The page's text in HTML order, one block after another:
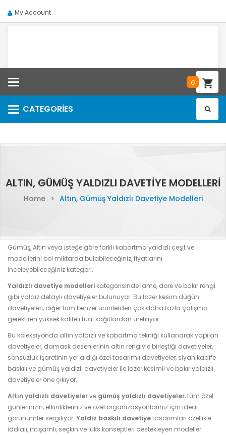
My Account
0
CATEGORIES
Categories
ALTIN, GÜMÜŞ YALDIZLI DAVETIYE MODELLERI
Home > Altın, Gümüş Yaldızlı Davetiye Modelleri
Gümüş, Altın veya isteğe göre farklı kabartma yaldızlı çeşit ve
modellerini bol miktarda bulabileceğiniz, fiyatlarını
inceleyebileceğiniz kategori.
Yaldızlı davetiye modelleri kategorisinde lame, dore ve bakır rengi
gibi yaldız detaylı davetiyeler bulunuyor. Bu lazer kesim düğün
davetiyeleri, diğer tüm benzer ürünlerden çok daha fazla çalışma
gerektiren yüksek kaliteli tual kağıtlardan üretiliyor.
Bu koleksiyonda altın yaldızlı ve kabartma tekniği kullanarak yapılan
davetiyeler, damask desenlerinin altın rengiyle birleştiği davetiyeler,
sonsuzluk işaretinin yer aldığı özel tasarımlı davetiyeler, siyah kadife
baskılı ve gümüş yaldızlı davetiyeler ile lazer kesimli ve bakır yaldızlı
davetiyeler öne çıkıyor.
Altın yaldızlı davetiyelerve gümüş yaldızlı davetiyeler, tüm özel
günlerinizin, etkinlikleriniz ve özel organizasyonlarınız için ideal
görünümler sergiliyor. Yaldız baskılı davetiyetasarımları özellikle
iddialı, ihtişamlı, seçkin ve lüks konseptleri destekleyen modeller